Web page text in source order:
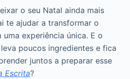
o seu Natal ainda mais
te ajudar a transformar o
experiência única. E o
poucos ingredientes e fica
juntos a preparar esse
Escrita?